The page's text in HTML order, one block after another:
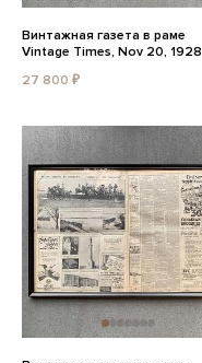
Винтажная газета в раме
Vintage Times, Nov 20, 1928
27 800 ₽